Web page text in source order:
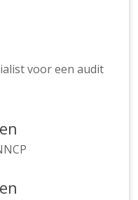
voor een audit